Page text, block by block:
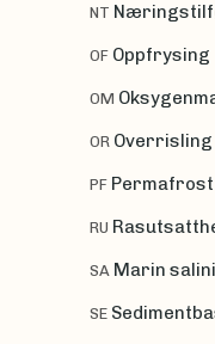
NT
OF Oppfrysing
OM
OR Overrisling
PF Permafrost
RU
SA Marin
SE